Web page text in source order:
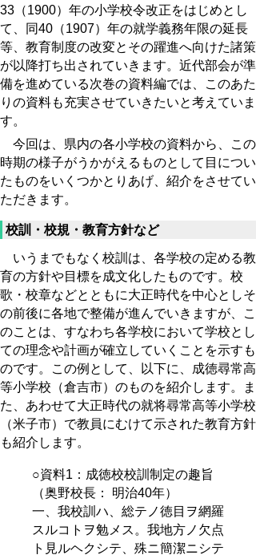
33（1900）年の小学校令改正をはじめとし
て、同40（1907）年の就学義務年限の延長
等、教育制度の改変とその躍進へ向けた諸策
が以降打ち出されていきます。近代部会が準
備を進めている次巻の資料編では、このあた
りの資料も充実させていきたいと考えていま
す。
今回は、県内の各小学校の資料から、この
時期の様子がうかがえるものとして目につい
たものをいくつかとりあげ、紹介をさせてい
ただきます。
校訓・校規・教育方針など
いうまでもなく校訓は、各学校の定める教
育の方針や目標を成文化したものです。校
歌・校章などとともに大正時代を中心としそ
の前後に各地で整備が進んでいきますが、こ
のことは、すなわち各学校において学校とし
ての理念や計画が確立していくことを示すも
のです。この例として、以下に、成徳尋常高
等小学校（倉吉市）のものを紹介します。ま
た、あわせて大正時代の就将尋常高等小学校
（米子市）で教員にむけて示された教育方針
も紹介します。
○資料1：成徳校校訓制定の趣旨
（奥野校長： 明治40年）
一、我校訓ハ、総テノ徳目ヲ網羅
スルコトヲ勉メス。我地方ノ欠点
ト見ルヘクシテ、殊ニ簡潔ニシテ